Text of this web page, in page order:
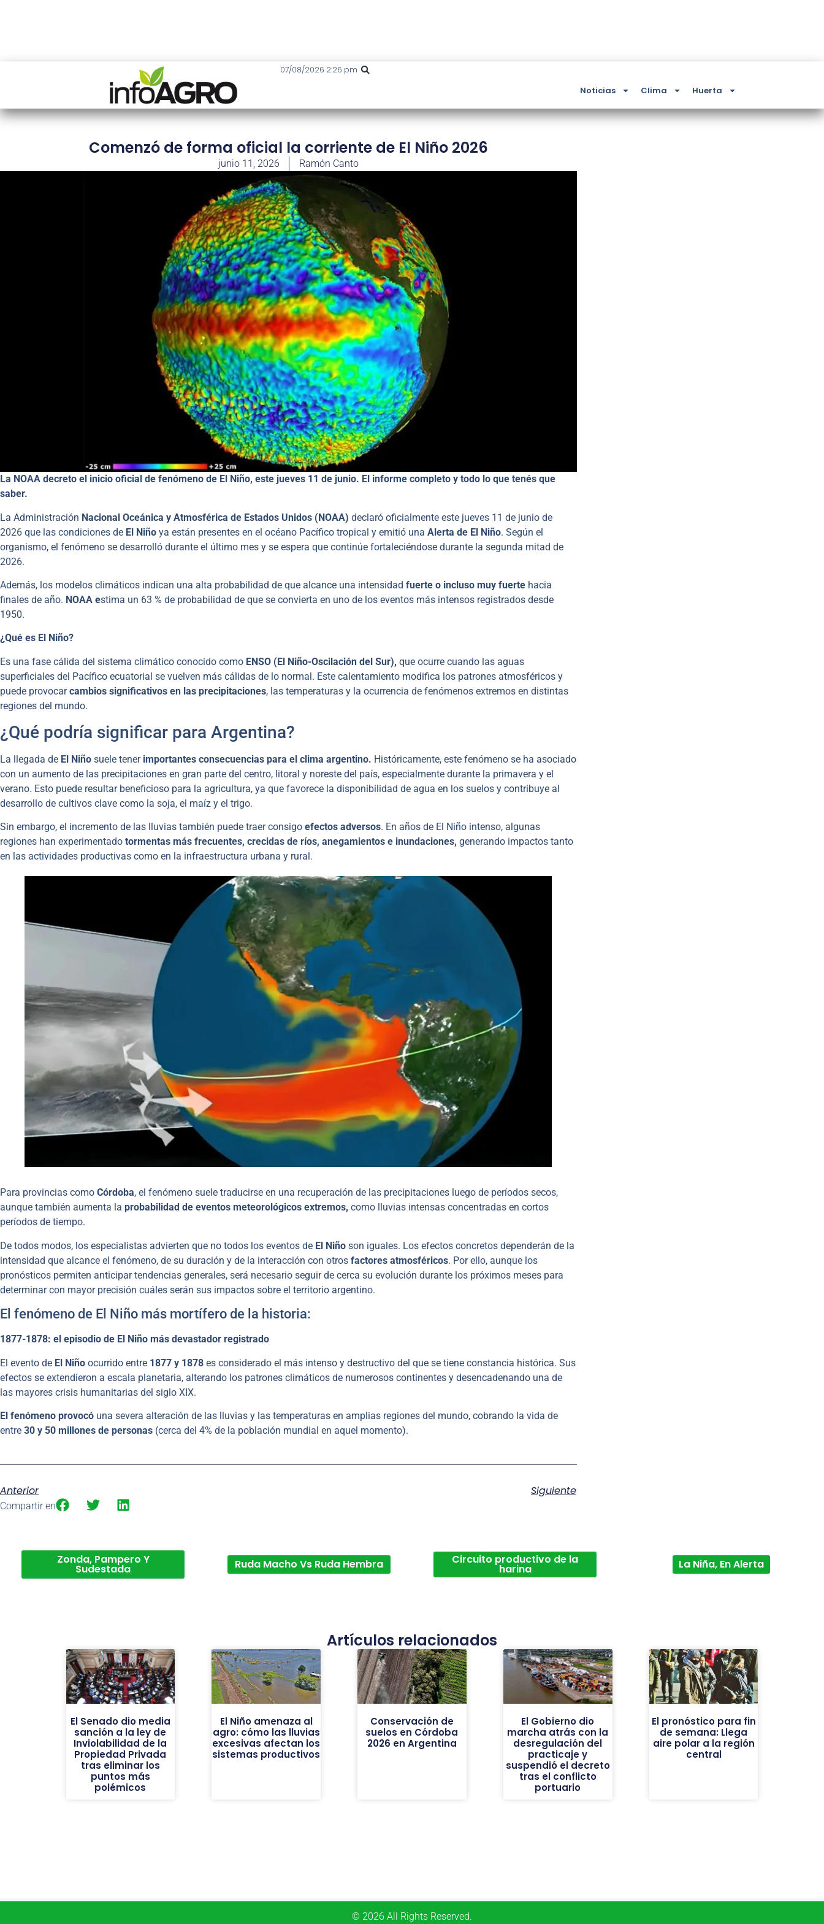
07/08/2026 2:26 pm
Noticias Clima Huerta
Comenzó de forma oficial la corriente de El Niño 2026
junio 11, 2026 Ramón Canto
La NOAA decreto el inicio oficial de fenómeno de El Niño, este jueves 11 de junio. El informe completo y todo lo que tenés que
saber.
La Administración Nacional Oceánica y Atmosférica de Estados Unidos (NOAA) declaró oficialmente este jueves 11 de junio de
2026 que las condiciones de El Niño ya están presentes en el océano Pacífico tropical y emitió una Alerta de El Niño. Según el
organismo, el fenómeno se desarrolló durante el último mes y se espera que continúe fortaleciéndose durante la segunda mitad de
2026.
Además, los modelos climáticos indican una alta probabilidad de que alcance una intensidad fuerte o incluso muy fuerte hacia
finales de año. NOAA estima un 63 % de probabilidad de que se convierta en uno de los eventos más intensos registrados desde
1950.
¿Qué es El Niño?
Es una fase cálida del sistema climático conocido como ENSO (El Niño-Oscilación del Sur), que ocurre cuando las aguas
superficiales del Pacífico ecuatorial se vuelven más cálidas de lo normal. Este calentamiento modifica los patrones atmosféricos y
puede provocarcambios significativos en las precipitaciones, las temperaturas y la ocurrencia de fenómenos extremos en distintas
regiones del mundo.
¿Qué podría significar para Argentina?
La llegada de El Niño suele tener importantes consecuencias para el clima argentino. Históricamente, este fenómeno se ha asociado
con un aumento de las precipitaciones en gran parte del centro, litoral y noreste del país, especialmente durante la primavera y el
verano. Esto puede resultar beneficioso para la agricultura, ya que favorece la disponibilidad de agua en los suelos y contribuye al
desarrollo de cultivos clave como la soja, el maíz y el trigo.
Sin embargo, el incremento de las lluvias también puede traer consigo efectos adversos. En años de El Niño intenso, algunas
regiones han experimentado tormentas más frecuentes, crecidas de ríos, anegamientos e inundaciones, generando impactos tanto
en las actividades productivas como en la infraestructura urbana y rural.
Para provincias como Córdoba, el fenómeno suele traducirse en una recuperación de las precipitaciones luego de períodos secos,
aunque también aumenta la probabilidad de eventos meteorológicos extremos, como lluvias intensas concentradas en cortos
períodos de tiempo.
De todos modos, los especialistas advierten que no todos los eventos de El Niño son iguales. Los efectos concretos dependerán de la
intensidad que alcance el fenómeno, de su duración y de la interacción con otros factores atmosféricos. Por ello, aunque los
pronósticos permiten anticipar tendencias generales, será necesario seguir de cerca su evolución durante los próximos meses para
determinar con mayor precisión cuáles serán sus impactos sobre el territorio argentino.
El fenómeno de El Niño más mortífero de la historia:
1877-1878: el episodio de El Niño más devastador registrado
El evento de El Niño ocurrido entre 1877 y 1878 es considerado el más intenso y destructivo del que se tiene constancia histórica. Sus
efectos se extendieron a escala planetaria, alterando los patrones climáticos de numerosos continentes y desencadenando una de
las mayores crisis humanitarias del siglo XIX.
El fenómeno provocó una severa alteración de las lluvias y las temperaturas en amplias regiones del mundo, cobrando la vida de
entre 30 y 50 millones de personas (cerca del 4% de la población mundial en aquel momento).
Anterior Siguiente
Compartir en
Zonda, Pampero Y
Sudestada Ruda Macho Vs Ruda Hembra Circuito productivo de la
harina La Niña, En Alerta
Artículos relacionados
El Senado dio media
sanción a la ley de
Inviolabilidad de la
Propiedad Privada
tras eliminar los
puntos más
polémicos
El Niño amenaza al
agro: cómo las lluvias
excesivas afectan los
sistemas productivos
Conservación de
suelos en Córdoba
2026 en Argentina
El Gobierno dio
marcha atrás con la
desregulación del
practicaje y
suspendió el decreto
tras el conflicto
portuario
El pronóstico para fin
de semana: Llega
aire polar a la región
central
© 2026 All Rights Reserved.